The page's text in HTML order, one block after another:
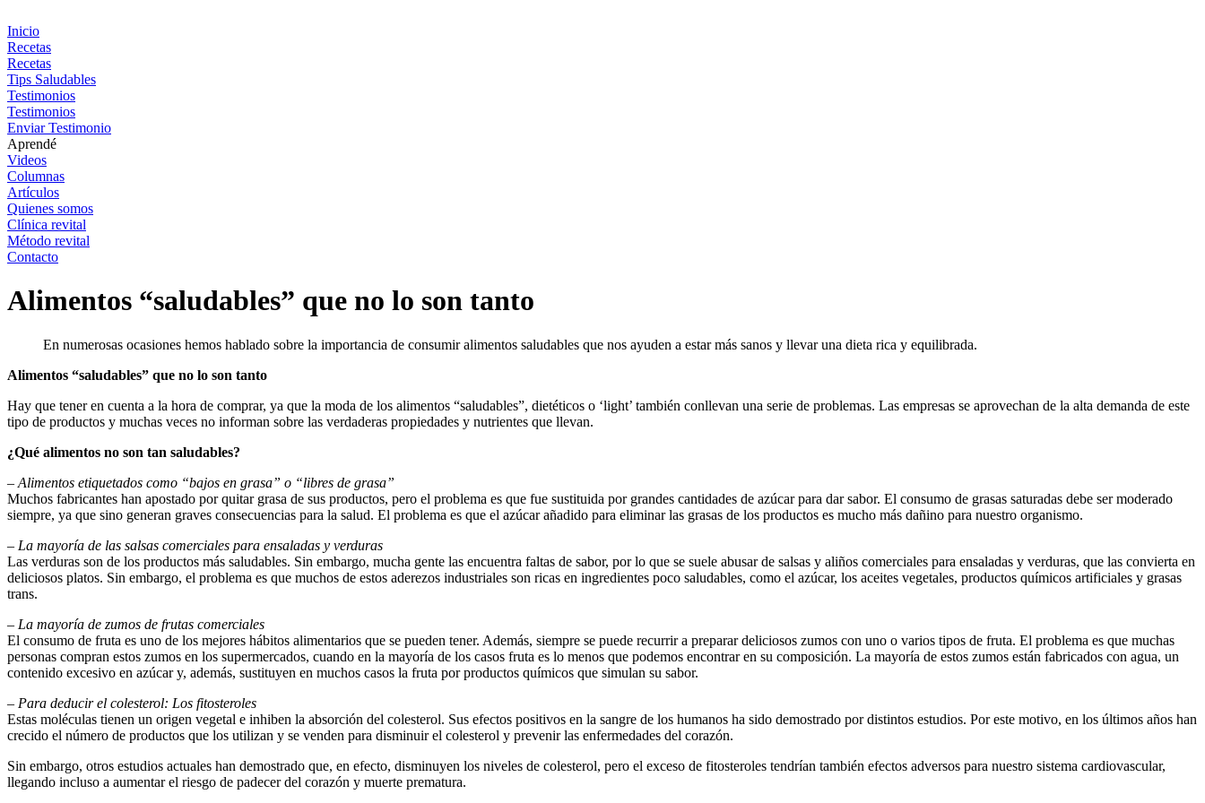
al
contenido
Inicio
Recetas
Recetas
Tips Saludables
Testimonios
Testimonios
Enviar Testimonio
Aprendé
Videos
Columnas
Artículos
Quienes somos
Clínica revital
Método revital
Contacto
Alimentos “saludables” que no lo son tanto
En numerosas ocasiones hemos hablado sobre la importancia de consumir alimentos saludables que nos ayuden a estar más sanos y llevar una dieta rica y equilibrada.
Alimentos “saludables” que no lo son tanto
Hay que tener en cuenta a la hora de comprar, ya que la moda de los alimentos “saludables”, dietéticos o ‘light’ también conllevan una serie de problemas. Las empresas se aprovechan de la alta demanda de este
tipo de productos y muchas veces no informan sobre las verdaderas propiedades y nutrientes que llevan.
¿Qué alimentos no son tan saludables?
– Alimentos etiquetados como “bajos en grasa” o “libres de grasa”
Muchos fabricantes han apostado por quitar grasa de sus productos, pero el problema es que fue sustituida por grandes cantidades de azúcar para dar sabor. El consumo de grasas saturadas debe ser moderado
siempre, ya que sino generan graves consecuencias para la salud. El problema es que el azúcar añadido para eliminar las grasas de los productos es mucho más dañino para nuestro organismo.
– La mayoría de las salsas comerciales para ensaladas y verduras
Las verduras son de los productos más saludables. Sin embargo, mucha gente las encuentra faltas de sabor, por lo que se suele abusar de salsas y aliños comerciales para ensaladas y verduras, que las convierta en
deliciosos platos. Sin embargo, el problema es que muchos de estos aderezos industriales son ricas en ingredientes poco saludables, como el azúcar, los aceites vegetales, productos químicos artificiales y grasas
trans.
– La mayoría de zumos de frutas comerciales
El consumo de fruta es uno de los mejores hábitos alimentarios que se pueden tener. Además, siempre se puede recurrir a preparar deliciosos zumos con uno o varios tipos de fruta. El problema es que muchas
personas compran estos zumos en los supermercados, cuando en la mayoría de los casos fruta es lo menos que podemos encontrar en su composición. La mayoría de estos zumos están fabricados con agua, un
contenido excesivo en azúcar y, además, sustituyen en muchos casos la fruta por productos químicos que simulan su sabor.
– Para deducir el colesterol: Los fitosteroles
Estas moléculas tienen un origen vegetal e inhiben la absorción del colesterol. Sus efectos positivos en la sangre de los humanos ha sido demostrado por distintos estudios. Por este motivo, en los últimos años han
crecido el número de productos que los utilizan y se venden para disminuir el colesterol y prevenir las enfermedades del corazón.
Sin embargo, otros estudios actuales han demostrado que, en efecto, disminuyen los niveles de colesterol, pero el exceso de fitosteroles tendrían también efectos adversos para nuestro sistema cardiovascular,
llegando incluso a aumentar el riesgo de padecer del corazón y muerte prematura.